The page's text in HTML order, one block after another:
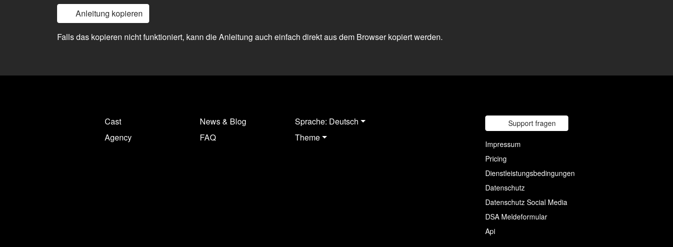
Anleitung kopieren
Falls das kopieren nicht funktioniert, kann die Anleitung auch einfach direkt aus dem Browser kopiert werden.
Cast
Agency
News & Blog
FAQ
Sprache: Deutsch
Theme
Support fragen
Impressum
Pricing
Dienstleistungsbedingungen
Datenschutz
Datenschutz Social Media
DSA Meldeformular
Api